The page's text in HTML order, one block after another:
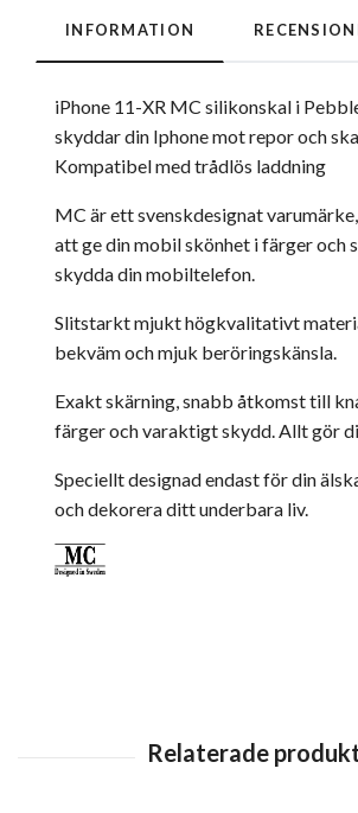
INFORMATION
iPhone 11-XR MC silikonskal i
skyddar din Iphone mot repor och
Kompatibel med trådlös laddning
MC är ett svenskdesignat
att ge din mobil skönhet i färger och
skydda din mobiltelefon.
Slitstarkt mjukt högkvalitativt
bekväm och mjuk beröringskänsla.
Exakt skärning, snabb åtkomst till
färger och varaktigt skydd. Allt gör
Speciellt designad endast för din
och dekorera ditt underbara liv.